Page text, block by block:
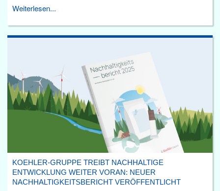
Weiterlesen...
KOEHLER-GRUPPE TREIBT NACHHALTIGE
ENTWICKLUNG WEITER VORAN: NEUER
NACHHALTIGKEITSBERICHT VERÖFFENTLICHT